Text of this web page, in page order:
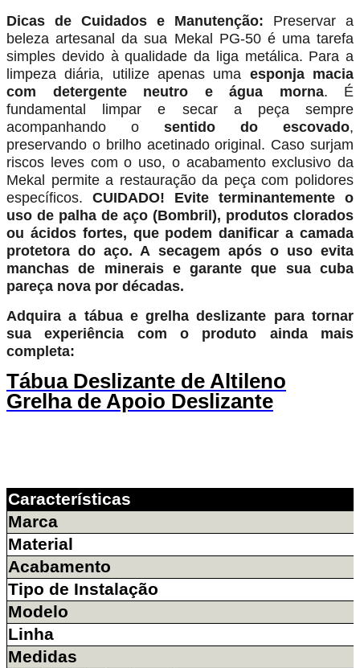
Dicas de Cuidados e Manutenção: Preservar a
beleza artesanal da sua Mekal PG-50 é uma tarefa
simples devido à qualidade da liga metálica. Para a
limpeza diária, utilize apenas uma esponja macia
com detergente neutro e água morna. É
fundamental limpar e secar a peça sempre
acompanhando o sentido do escovado,
preservando o brilho acetinado original. Caso surjam
riscos leves com o uso, o acabamento exclusivo da
Mekal permite a restauração da peça com polidores
específicos. CUIDADO!
Evite terminantemente o
uso de palha de aço (Bombril), produtos clorados
ou ácidos fortes, que podem danificar a camada
protetora do aço. A secagem após o uso evita
manchas de minerais e garante que sua cuba
pareça nova por décadas.
Adquira a tábua e grelha deslizante para tornar
sua experiência com o produto ainda mais
completa:
Tábua Deslizante de Altileno
Grelha de Apoio Deslizante
Características
Marca
Material
Acabamento
Tipo de Instalação
Modelo
Linha
Medidas